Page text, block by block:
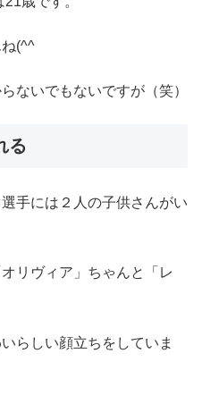
(^^ゞ
ないでもないですが（笑）
る
手には２人の子供さんがい
リヴィア」ちゃんと「レ
らしい顔立ちをしていま